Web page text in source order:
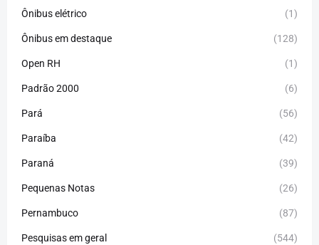
Ônibus elétrico (1)
Ônibus em destaque (128)
Open RH (1)
Padrão 2000 (6)
Pará (56)
Paraíba (42)
Paraná (39)
Pequenas Notas (26)
Pernambuco (87)
Pesquisas em geral (544)